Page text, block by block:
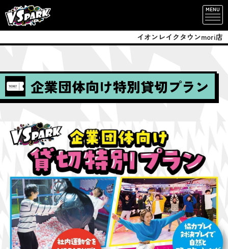
MENU
イオンレイクタウンmori店
企業団体向け特別貸切プラン